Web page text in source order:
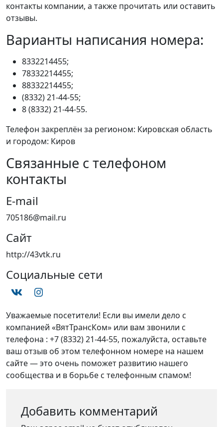
контакты компании, а также прочитать или оставить
отзывы.
Варианты написания номера:
8332214455;
78332214455;
88332214455;
(8332) 21-44-55;
8 (8332) 21-44-55.
Телефон закреплён за регионом: Кировская область
и городом: Киров
Связанные с телефоном
контакты
E-mail
705186@mail.ru
Сайт
http://43vtk.ru
Социальные сети
Уважаемые посетители! Если вы имели дело с
компанией «ВятТрансКом» или вам звонили с
телефона : +7 (8332) 21-44-55, пожалуйста, оставьте
ваш отзыв об этом телефонном номере на нашем
сайте — это очень поможет развитию нашего
сообщества и в борьбе с телефонным спамом!
Добавить комментарий